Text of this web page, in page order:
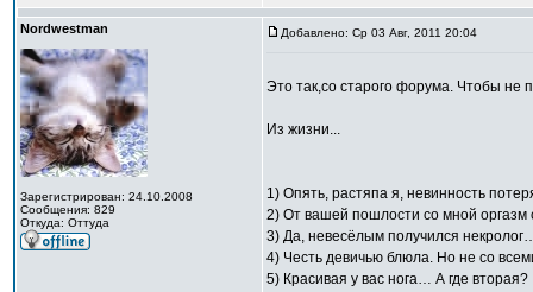
Nordwestman
Зарегистрирован: 24.10.2008
Сообщения: 829
Откуда: Оттуда
Добавлено: Ср 03 Авг, 2011 20:04
Это так,со старого форума. Чтобы не
Из жизни...
1) Опять, растяпа я, невинность
2) От вашей пошлости со мной оргазм
3) Да, невесёлым получился
4) Честь девичью блюла. Но не со
5) Красивая у вас нога… А где вторая?